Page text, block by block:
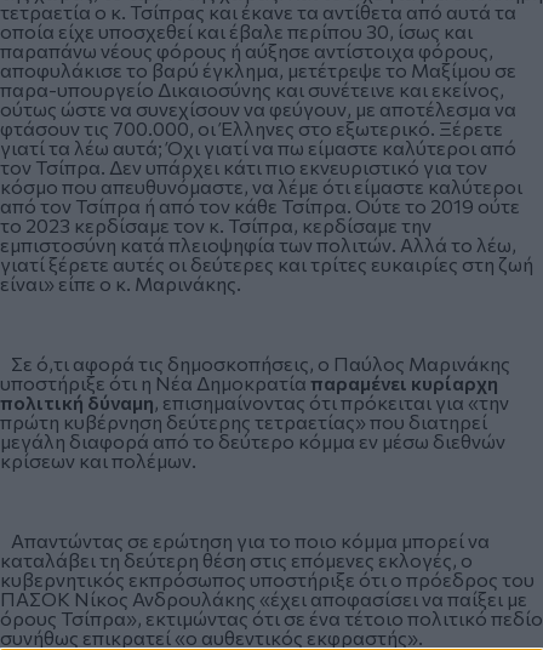
τετραετία ο κ. Τσίπρας και έκανε τα αντίθετα από αυτά τα
οποία είχε υποσχεθεί και έβαλε περίπου 30, ίσως και
παραπάνω νέους φόρους ή αύξησε αντίστοιχα φόρους,
αποφυλάκισε το βαρύ έγκλημα, μετέτρεψε το Μαξίμου σε
παρα-υπουργείο Δικαιοσύνης και συνέτεινε και εκείνος,
ούτως ώστε να συνεχίσουν να φεύγουν, με αποτέλεσμα να
φτάσουν τις 700.000, οι Έλληνες στο εξωτερικό. Ξέρετε
γιατί τα λέω αυτά; Όχι γιατί να πω είμαστε καλύτεροι από
τον Τσίπρα. Δεν υπάρχει κάτι πιο εκνευριστικό για τον
κόσμο που απευθυνόμαστε, να λέμε ότι είμαστε καλύτεροι
από τον Τσίπρα ή από τον κάθε Τσίπρα. Ούτε το 2019 ούτε
το 2023 κερδίσαμε τον κ. Τσίπρα, κερδίσαμε την
εμπιστοσύνη κατά πλειοψηφία των πολιτών. Αλλά το λέω,
γιατί ξέρετε αυτές οι δεύτερες και τρίτες ευκαιρίες στη ζωή
είναι» είπε ο κ. Μαρινάκης.
Σε ό,τι αφορά τις δημοσκοπήσεις, ο Παύλος Μαρινάκης
υποστήριξε ότι η Νέα Δημοκρατίαπαραμένει κυρίαρχη
πολιτική δύναμη , επισημαίνοντας ότι πρόκειται για «την
πρώτη κυβέρνηση δεύτερης τετραετίας» που διατηρεί
μεγάλη διαφορά από το δεύτερο κόμμα εν μέσω διεθνών
κρίσεων και πολέμων.
Απαντώντας σε ερώτηση για το ποιο κόμμα μπορεί να
καταλάβει τη δεύτερη θέση στις επόμενες εκλογές, ο
κυβερνητικός εκπρόσωπος υποστήριξε ότι ο πρόεδρος του
ΠΑΣΟΚ Νίκος Ανδρουλάκης «έχει αποφασίσει να παίξει με
όρους Τσίπρα», εκτιμώντας ότι σε ένα τέτοιο πολιτικό πεδίο
συνήθως επικρατεί «ο αυθεντικός εκφραστής».